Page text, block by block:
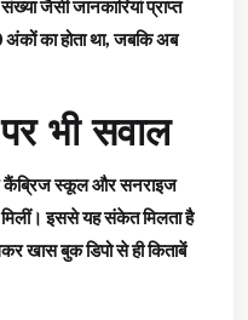
जैसी जानकारियां प्राप्त
का होता था, जबकि अब
भी सवाल
कैंब्रिज स्कूल और सनराइज
इससे यह संकेत मिलता है
खास बुक डिपो से ही किताबें